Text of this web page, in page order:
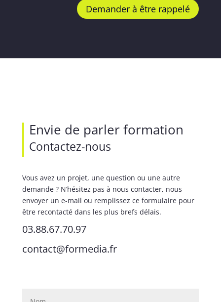
Demander à être rappelé
Envie de parler formation
Contactez-nous
Vous avez un projet, une question ou une autre
demande ? N’hésitez pas à nous contacter, nous
envoyer un e-mail ou remplissez ce formulaire pour
être recontacté dans les plus brefs délais.
03.88.67.70.97
contact@formedia.fr